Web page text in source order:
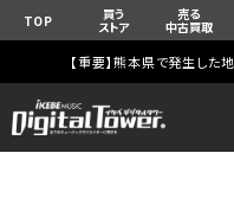
TOP 買う
ストア
売る
中古買取
【重要】熊本県で発生し